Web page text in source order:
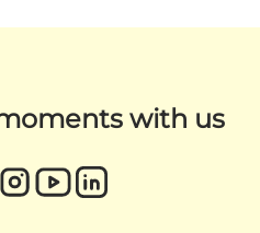
with us